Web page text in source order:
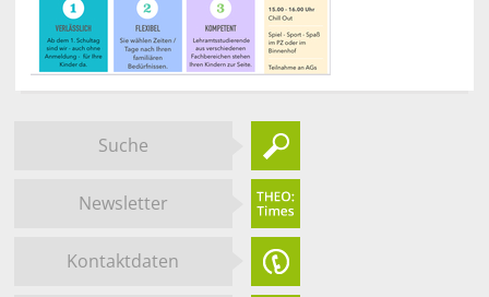
Suche
Newsletter
Kontaktdaten